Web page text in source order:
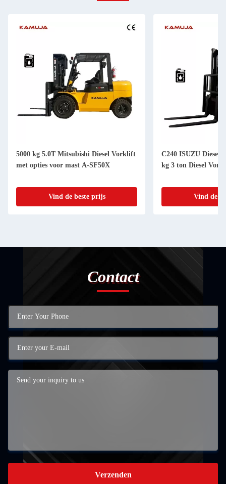
5000 kg 5.0T Mitsubishi Diesel Vorklift
met opties voor mast A-SF50X
Vind de beste prijs
C240 ISUZU
kg 3 ton Diesel
Vind de
Contact
Verzenden